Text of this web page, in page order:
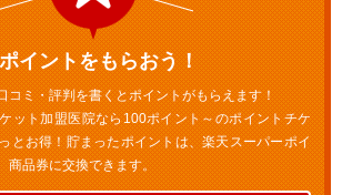
イントをもらおう！
コミ・評判を書くとポイントがもらえます！
ット加盟医院なら100ポイント～のポイントチケ
とお得！貯まったポイントは、楽天スーパーポイ
商品券に交換できます。